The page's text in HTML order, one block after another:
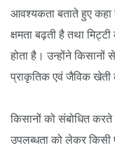
आवश्यकता बताते हुए कहा
क्षमता बढ़ती है तथा
होता है। उन्होंने किसानों
प्राकृतिक एवं जैविक खेती
किसानों को संबोधित
उपलब्धता को लेकर किसी